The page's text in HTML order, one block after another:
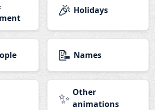
🎉 Holidays
📝 Names
✨ Other
animations